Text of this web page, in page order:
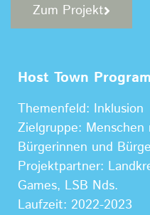
Zum Projekt
Host Town
Themenfeld: Inklusion
Zielgruppe:
Bürgerinnen und
Projektpartner:
Games, LSB Nds.
Laufzeit: 2022-2023